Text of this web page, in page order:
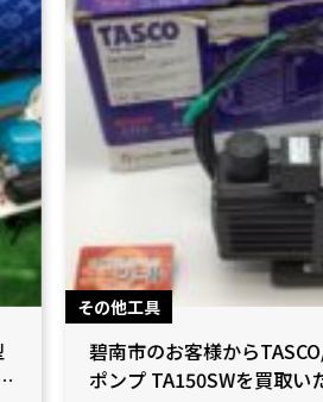
その他工具
碧南市のお客様から
ポンプ TA150SWを買取い